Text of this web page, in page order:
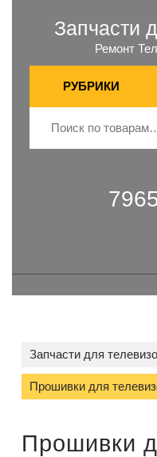
Запчасти
Ремонт
РУБРИКИ
Запчасти для
Прошивки для
Прошивки